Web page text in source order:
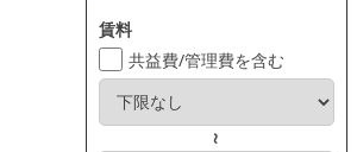
賃料
共益費/管理費を含む
～